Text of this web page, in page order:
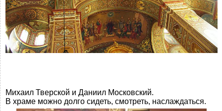
Михаил Тверской и Даниил Московский.
В храме можно долго сидеть, смотреть, наслаждаться.